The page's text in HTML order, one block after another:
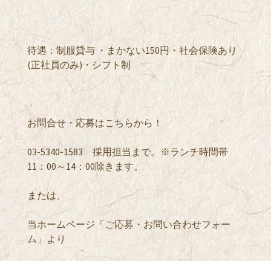
待遇：制服貸与 ・まかない150円・社会保険あり
(正社員のみ)・シフト制
お問合せ・応募はこちらから！
03-5340-1583 採用担当まで。※ランチ時間帯
11：00～14：00除きます。
または、
当ホームページ「ご応募・お問い合わせフォー
ム」より